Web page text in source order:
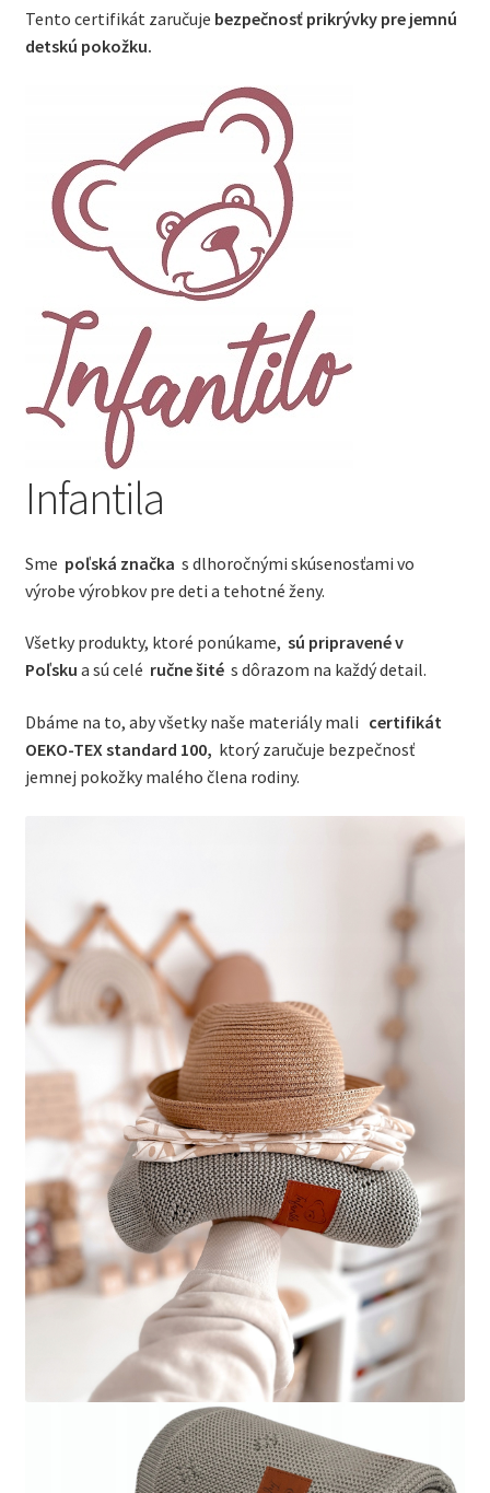
Tento certifikát zaručuje bezpečnosť prikrývky pre jemnú
detskú pokožku.
Infantila
Sme poľská značka s dlhoročnými skúsenosťami vo
výrobe výrobkov pre deti a tehotné ženy.
Všetky produkty, ktoré ponúkame, sú pripravené v
Poľsku a sú celé ručne šités dôrazom na každý detail.
Dbáme na to, aby všetky naše materiály mali certifikát
OEKO-TEX standard 100, ktorý zaručuje bezpečnosť
jemnej pokožky malého člena rodiny.